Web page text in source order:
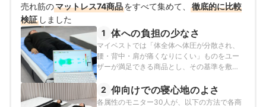
適切な検証に基づきわかりやすく提供する」をモットー
に、日々の業務に取り組んでいる。
渡辺寛和のプロフィール
売れ筋のマットレス74商品をすべて集めて、
徹底的に比較
検証 しました
1 体への負担の少なさ
マイベストでは「体全体へ体圧が分散され、
腰・背中・肩が痛くなりにくい」ものをユー
ザーが満足できる商品とし、その基準を敷き
できたものと定めて以下の方法で検証を行い
ました。
2 仰向けでの寝心地のよさ
各属性のモニター30人が、以下の方法で各商